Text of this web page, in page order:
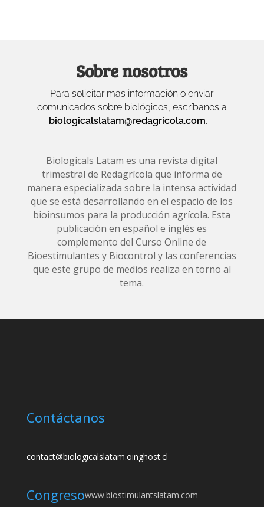
Sobre nosotros
Para solicitar más información o enviar
comunicados sobre biológicos, escríbanos a
biologicalslatam@redagricola.com.
Biologicals Latam es una revista digital
trimestral de Redagrícola que informa de
manera especializada sobre la intensa actividad
que se está desarrollando en el espacio de los
bioinsumos para la producción agrícola. Esta
publicación en español e inglés es
complemento del Curso Online de
Bioestimulantes y Biocontrol y las conferencias
que este grupo de medios realiza en torno al
tema.
Contáctanos
contact@biologicalslatam.oinghost.cl
Congresowww.biostimulantslatam.com